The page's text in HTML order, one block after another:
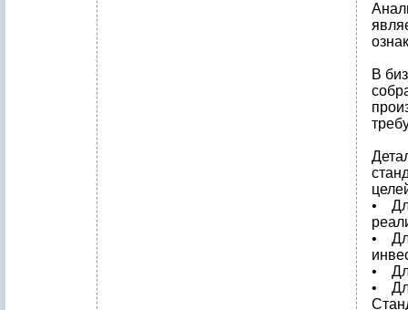
В
•
•
•
•